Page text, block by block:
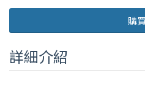
購買
詳細介紹